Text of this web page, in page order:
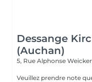
Dessange
(Auchan)
5, Rue Alphonse Weicker
Veuillez prendre note